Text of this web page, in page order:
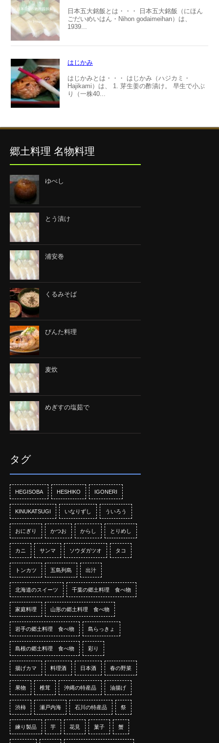
日本五大銘飯とは・・・ 日本五大銘飯（にほん
ごだいめいはん・Nihon godaimeihan）は、
1939...
はじかみ
はじかみとは・・・ はじかみ（ハジカミ・
Hajikami）は、 1. 芽生姜の酢漬け。 早生で小ぶ
り（一株40...
郷土料理 名物料理
ゆべし
とう漬け
浦安巻
くるみそば
びんた料理
麦炊
めぎすの塩茹で
タグ
HEGISOBA HESHIKO IGONERI
KINUKATSUGI いなりずし ういろう
おにぎり かつお からし とりめし
カニ サンマ ソウダガツオ タコ
トンカツ 五島列島 出汁
北海道のスイーツ 千葉の郷土料理 食べ物
家庭料理 山形の郷土料理 食べ物
岩手の郷土料理 食べ物 島らっきょ
島根の郷土料理 食べ物 彩り
揚げカマ 料理酒 日本酒 春の野菜
果物 椎茸 沖縄の特産品 油揚げ
渋柿 瀬戸内海 石川の特産品 祭
練り製品 芋 花見 菓子 蟹